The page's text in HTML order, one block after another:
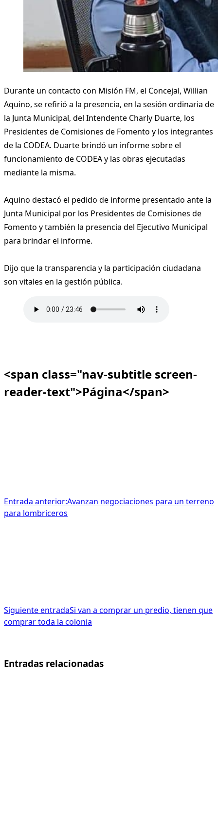
Durante un contacto con Misión FM, el Concejal, Willian
Aquino, se refirió a la presencia, en la sesión ordinaria de
la Junta Municipal, del Intendente Charly Duarte, los
Presidentes de Comisiones de Fomento y los integrantes
de la CODEA. Duarte brindó un informe sobre el
funcionamiento de CODEA y las obras ejecutadas
mediante la misma.
Aquino destacó el pedido de informe presentado ante la
Junta Municipal por los Presidentes de Comisiones de
Fomento y también la presencia del Ejecutivo Municipal
para brindar el informe.
Dijo que la transparencia y la participación ciudadana
son vitales en la gestión pública.
<span class="nav-subtitle screen-
reader-text">Página</span>
Entrada anterior:Avanzan negociaciones para un terreno
para lombriceros
Siguiente entradaSi van a comprar un predio, tienen que
comprar toda la colonia
Entradas relacionadas